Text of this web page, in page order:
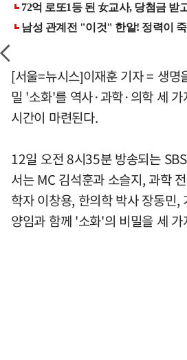
[서울=뉴시스]이재훈 기자 = 생명
밀 '소화'를 역사·과학·의학 세
시간이 마련된다.
12일 오전 8시35분 방송되는
서는 MC 김석훈과 소슬지, 과학
학자 이창용, 한의학 박사 장동민,
양임과 함께 '소화'의 비밀을 세